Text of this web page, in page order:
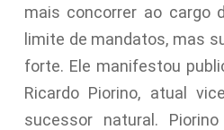
mais concorrer ao cargo
limite de mandatos, mas
forte. Ele manifestou
Ricardo Piorino, atual
sucessor natural.